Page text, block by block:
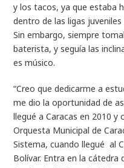
y los tacos, ya que estaba
dentro de las ligas
Sin embargo, siempre
baterista, y seguía las
es músico.
“Creo que dedicarme a
me dio la oportunidad de
llegué a Caracas en 2010
Orquesta Municipal de
Sistema, cuando llegué al
Bolívar. Entra en la cátedra